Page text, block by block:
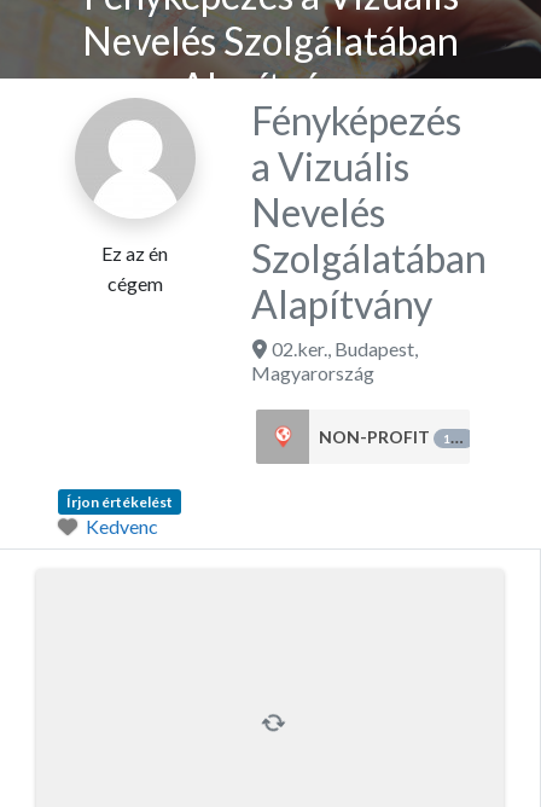
Nevelés Szolgálatában
Alapítvány
Ez az én
cégem
Fényképezés
a Vizuális
Nevelés
Szolgálatában
Alapítvány
02.ker., Budapest,
Magyarország
NON-PROFIT 151
Írjon értékelést
Kedvenc